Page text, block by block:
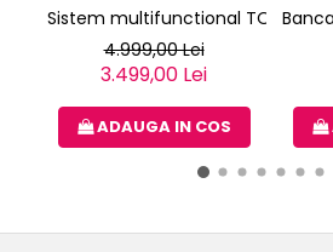
Sistem multifunctional TOORX
4.999,00 Lei
3.499,00 Lei
ADAUGA IN COS